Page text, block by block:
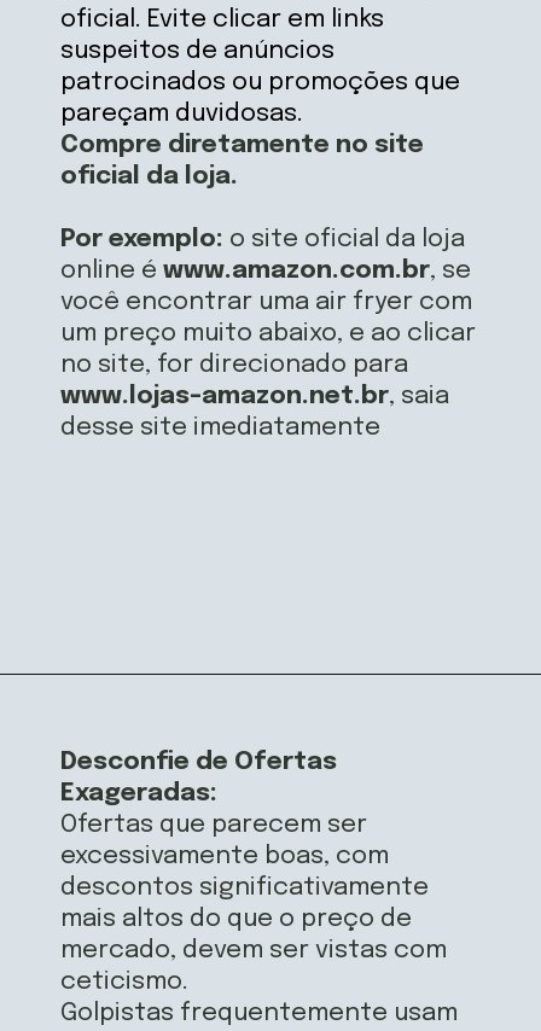
oficial. Evite clicar em links
suspeitos de anúncios
patrocinados ou promoções que
Compre diretamente no site
oficial da loja.
Por exemplo: o site oficial da loja
online éwww.amazon.com.br, se
você encontrar uma air fryer com
um preço muito abaixo, e ao clicar
no site, for direcionado para
www.lojas-amazon.net.br, saia
desse site imediatamente
Desconfie de Ofertas
Exageradas:
Ofertas que parecem ser
excessivamente boas, com
descontos significativamente
mais altos do que o preço de
mercado, devem ser vistas com
ceticismo.
Golpistas frequentemente usam